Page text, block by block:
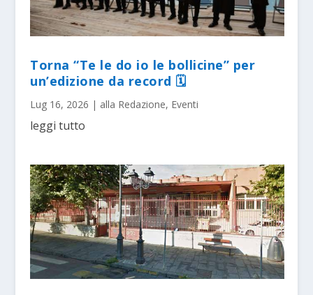
Torna “Te le do io le bollicine” per
un’edizione da record 🗓
Lug 16, 2026 | alla Redazione, Eventi
leggi tutto